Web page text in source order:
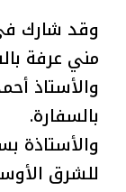
وقد شارك
مني عرفة
والأستاذ
بالسفارة.
والأستاذة
للشرق